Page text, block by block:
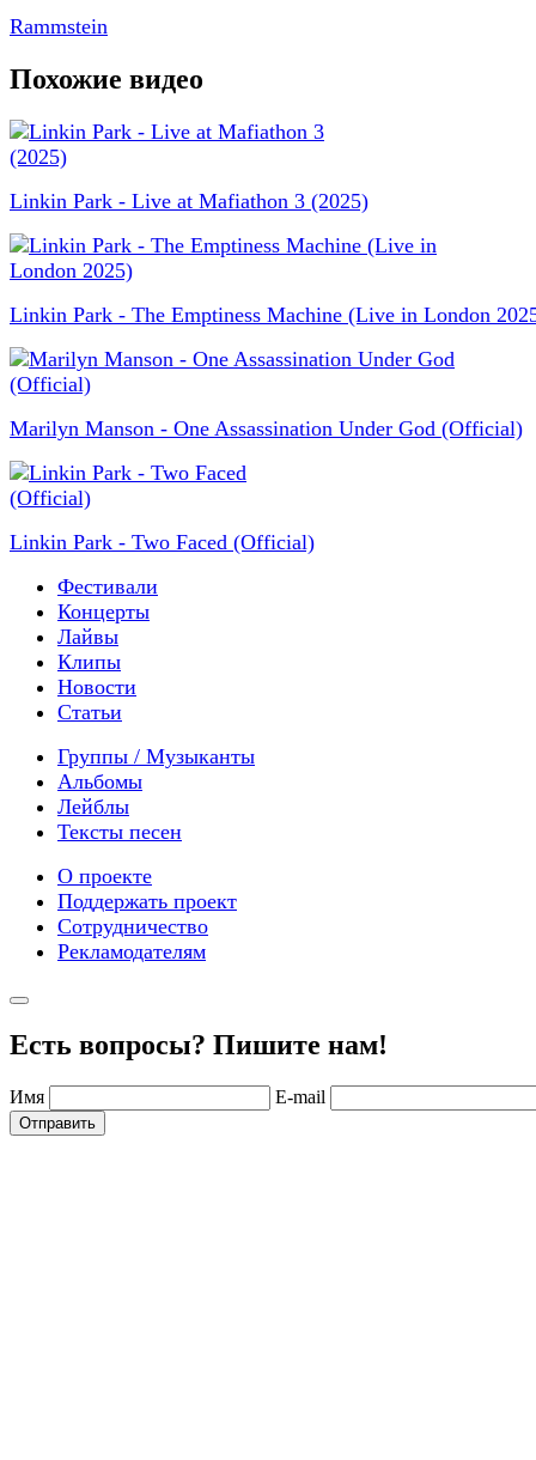
Rammstein
Похожие видео
Linkin Park - Live at Mafiathon 3 (2025)
Linkin Park - The Emptiness Machine (Live in London
Marilyn Manson - One Assassination Under God (Official)
Linkin Park - Two Faced (Official)
Фестивали
Концерты
Лайвы
Клипы
Новости
Статьи
Группы / Музыканты
Альбомы
Лейблы
Тексты песен
О проекте
Поддержать проект
Сотрудничество
Рекламодателям
Есть вопросы? Пишите нам!
Имя E-mail